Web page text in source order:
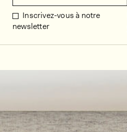
Inscrivez-vous à notre
newsletter